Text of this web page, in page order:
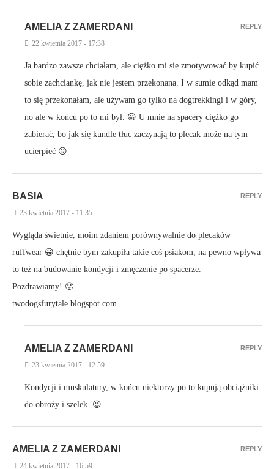
AMELIA Z ZAMERDANI
22 kwietnia 2017 - 17:38
Ja bardzo zawsze chciałam, ale ciężko mi się zmotywować by kupić
sobie zachciankę, jak nie jestem przekonana. I w sumie odkąd mam
to się przekonałam, ale używam go tylko na dogtrekkingi i w góry,
no ale w końcu po to mi był. 😀 U mnie na spacery ciężko go
zabierać, bo jak się kundle tłuc zaczynają to plecak może na tym
ucierpieć 😛
REPLY
BASIA
23 kwietnia 2017 - 11:35
Wygląda świetnie, moim zdaniem porównywalnie do plecaków
ruffwear 😀 chętnie bym zakupiła takie coś psiakom, na pewno wpływa
to też na budowanie kondycji i zmęczenie po spacerze.
Pozdrawiamy! 🙂
twodogsfurytale.blogspot.com
REPLY
AMELIA Z ZAMERDANI
23 kwietnia 2017 - 12:59
Kondycji i muskulatury, w końcu niektorzy po to kupują obciążniki
do obroży i szelek. 😉
REPLY
AMELIA Z ZAMERDANI
24 kwietnia 2017 - 16:59
REPLY